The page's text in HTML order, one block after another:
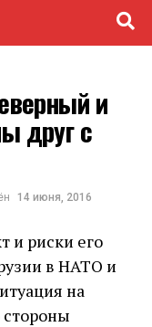
и
друг с
14 июня, 2016
и риски его
в НАТО и
на
стороны